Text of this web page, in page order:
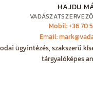
HAJDU
Mobil: +36 70
Email:
ügyintézés, szakszerű
tárgyalóképes